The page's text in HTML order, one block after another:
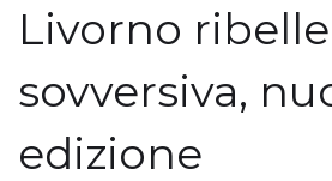
Livorno
sovversiva,
edizione